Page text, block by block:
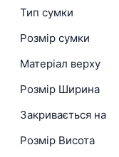
Тип сумки
Розмір сумки
Матеріал верху
Розмір Ширина
Закривається на
Розмір Висота